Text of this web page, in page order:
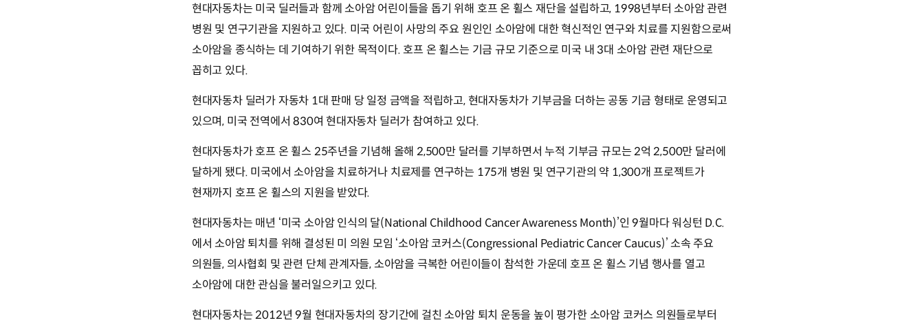
현대자동차는 미국 딜러들과 함께 소아암 어린이들을 돕기 위해 호프 온 휠스 재단을 설립하고, 1998년부터 소아암 관련
병원 및 연구기관을 지원하고 있다. 미국 어린이 사망의 주요 원인인 소아암에 대한 혁신적인 연구와 치료를 지원함으로써
소아암을 종식하는 데 기여하기 위한 목적이다. 호프 온 휠스는 기금 규모 기준으로 미국 내 3대 소아암 관련 재단으로
꼽히고 있다.
현대자동차 딜러가 자동차 1대 판매 당 일정 금액을 적립하고, 현대자동차가 기부금을 더하는 공동 기금 형태로 운영되고
있으며, 미국 전역에서 830여 현대자동차 딜러가 참여하고 있다.
현대자동차가 호프 온 휠스 25주년을 기념해 올해 2,500만 달러를 기부하면서 누적 기부금 규모는 2억 2,500만 달러에
달하게 됐다. 미국에서 소아암을 치료하거나 치료제를 연구하는 175개 병원 및 연구기관의 약 1,300개 프로젝트가
현재까지 호프 온 휠스의 지원을 받았다.
현대자동차는 매년 ‘미국 소아암 인식의 달(National Childhood Cancer Awareness Month)’인 9월마다 워싱턴 D.C.
에서 소아암 퇴치를 위해 결성된 미 의원 모임 ‘소아암 코커스(Congressional Pediatric Cancer Caucus)’ 소속 주요
의원들, 의사협회 및 관련 단체 관계자들, 소아암을 극복한 어린이들이 참석한 가운데 호프 온 휠스 기념 행사를 열고
소아암에 대한 관심을 불러일으키고 있다.
현대자동차는 2012년 9월 현대자동차의 장기간에 걸친 소아암 퇴치 운동을 높이 평가한 소아암 코커스 의원들로부터